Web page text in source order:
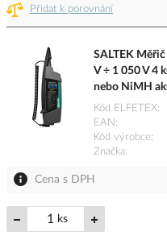
Přidat k porovnání
SALTEK
V ÷ 1 050 V 4
nebo NiMH
Kód ELFETEX
EAN
Kód výrobce
Značka
Cena s DPH
ks